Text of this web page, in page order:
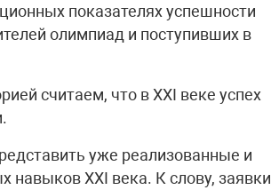
показателях успешности
олимпиад и поступивших в
считаем, что в XXI веке успех
уже реализованные и
навыков XXI века. К слову, заявки